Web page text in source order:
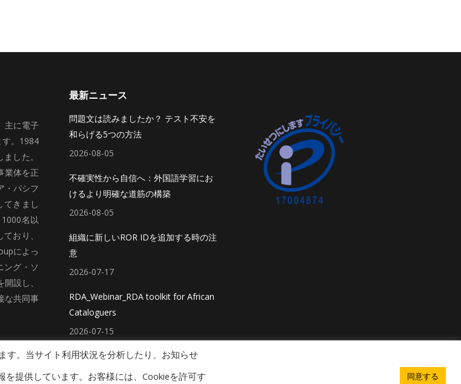
主に電子
す。1984
した。
業体を正
・パシフ
てきまし
名以
おり、
によっ
ング・ソ
設し、
な共同事
最新ニュース
問題文は読みましたか？ テスト不安を
和らげる5つの方法
2026-08-05
不確実性から自信へ：外国語学習にお
けるより明確な道筋の構築
2026-08-05
組織に新しいROR IDを追加する時の注
意
2026-07-17
RDA_Webinar_RDA toolkit for African
Cataloguers
2026-07-15
す。当サイト利用状況を分析したり、お知らせ
提供しています。お客様には、Cookieを許可す
同意する